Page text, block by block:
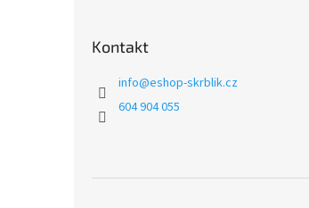
Kontakt
info@eshop-skrblik.cz
604 904 055